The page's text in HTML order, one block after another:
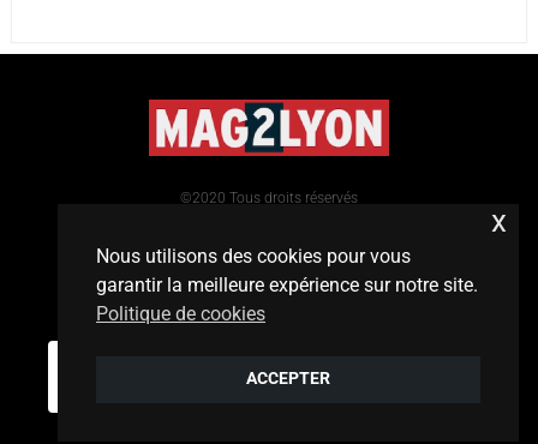
©2020 Tous droits réservés
Conception:philippe-dandrea.fr
Nous utilisons des cookies pour vous
garantir la meilleure expérience sur notre site.
Politique de cookies
ACCEPTER
x